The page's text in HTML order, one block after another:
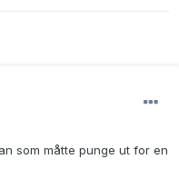
som måtte punge ut for en